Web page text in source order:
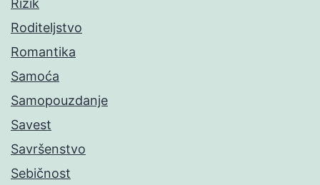
Rizik
Roditeljstvo
Romantika
Samoća
Samopouzdanje
Savest
Savršenstvo
Sebičnost